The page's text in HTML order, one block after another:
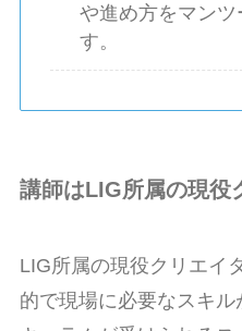
や進め方をマンツ
す。
講師はLIG所属の現役
LIG所属の現役クリエイ
的で現場に必要なスキ